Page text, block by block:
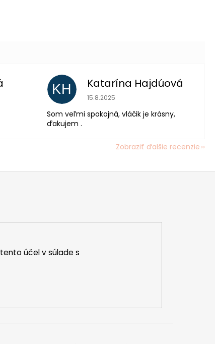
5 z 5 hviezdičiek.
KH Katarína Hajdúová
Hodnotenie obchodu je 5 z 5
15.8.2025
Som veľmi spokojná, vláčik je krásny,
ďakujem .
Zobraziť ďalšie recenzie
účel v súlade s